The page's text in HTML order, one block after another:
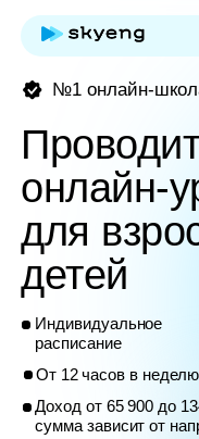
Индивидуальное
расписание
От 12 часов в неделю
Доход от 65 900 до 134 356
сумма зависит от
Проводите
онлайн-
для
детей